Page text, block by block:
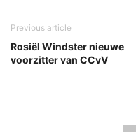
Previous article
Rosiël Windster nieuwe
voorzitter van CCvV